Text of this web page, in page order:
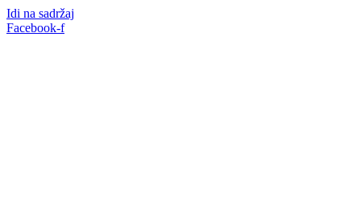
Idi na sadržaj
Facebook-f